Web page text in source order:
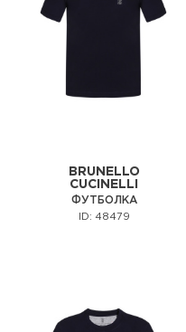
BRUNELLO
CUCINELLI
ФУТБОЛКА
ID: 48479